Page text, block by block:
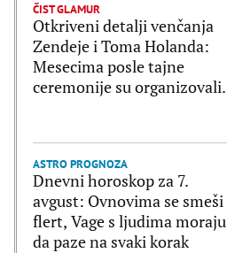
ČIST GLAMUR
Otkriveni detalji venčanja
Zendeje i Toma Holanda:
Mesecima posle tajne
ceremonije su organizovali
ASTRO PROGNOZA
Dnevni horoskop za 7.
avgust: Ovnovima se smeši
flert, Vage s ljudima moraju
da paze na svaki korak